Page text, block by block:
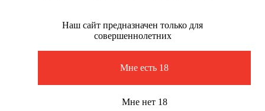
Наш сайт предназначен только для
совершеннолетних
Мне есть 18
Мне нет 18